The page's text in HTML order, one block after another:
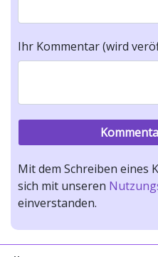
Ihr Kommentar (wird
Mit dem Schreiben eines
sich mit unseren
einverstanden.